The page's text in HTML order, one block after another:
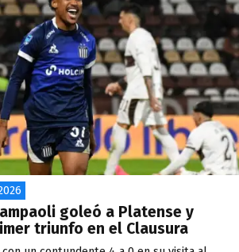
goleó a Platense y
triunfo en el Clausura